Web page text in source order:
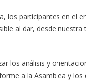
los participantes en el
al dar, desde nuestra
los análisis y
a la Asamblea y los